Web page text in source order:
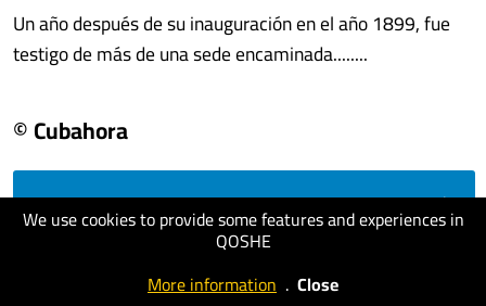
We use cookies to provide some features and experiences in
QOSHE
More information . Close
Un año después de su inauguración en el año 1899, fue
testigo de más de una sede encaminada........
© Cubahora
visit website